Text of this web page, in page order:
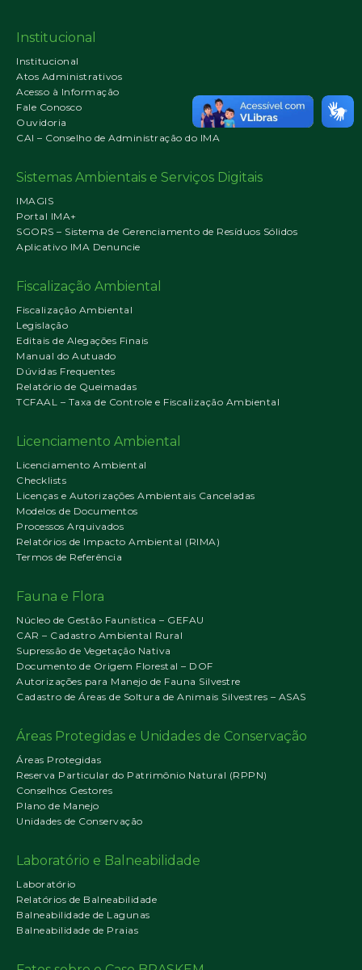
Institucional
Institucional
Atos Administrativos
Acesso à Informação
Fale Conosco
Ouvidoria
CAI – Conselho de Administração do IMA
Sistemas Ambientais e Serviços Digitais
IMAGIS
Portal IMA+
SGORS – Sistema de Gerenciamento de Resíduos Sólidos
Aplicativo IMA Denuncie
Fiscalização Ambiental
Fiscalização Ambiental
Legislação
Editais de Alegações Finais
Manual do Autuado
Dúvidas Frequentes
Relatório de Queimadas
TCFAAL – Taxa de Controle e Fiscalização Ambiental
Licenciamento Ambiental
Licenciamento Ambiental
Checklists
Licenças e Autorizações Ambientais Canceladas
Modelos de Documentos
Processos Arquivados
Relatórios de Impacto Ambiental (RIMA)
Termos de Referência
Fauna e Flora
Núcleo de Gestão Faunística – GEFAU
CAR – Cadastro Ambiental Rural
Supressão de Vegetação Nativa
Documento de Origem Florestal – DOF
Autorizações para Manejo de Fauna Silvestre
Cadastro de Áreas de Soltura de Animais Silvestres – ASAS
Áreas Protegidas e Unidades de Conservação
Áreas Protegidas
Reserva Particular do Patrimônio Natural (RPPN)
Conselhos Gestores
Plano de Manejo
Unidades de Conservação
Laboratório e Balneabilidade
Laboratório
Relatórios de Balneabilidade
Balneabilidade de Lagunas
Balneabilidade de Praias